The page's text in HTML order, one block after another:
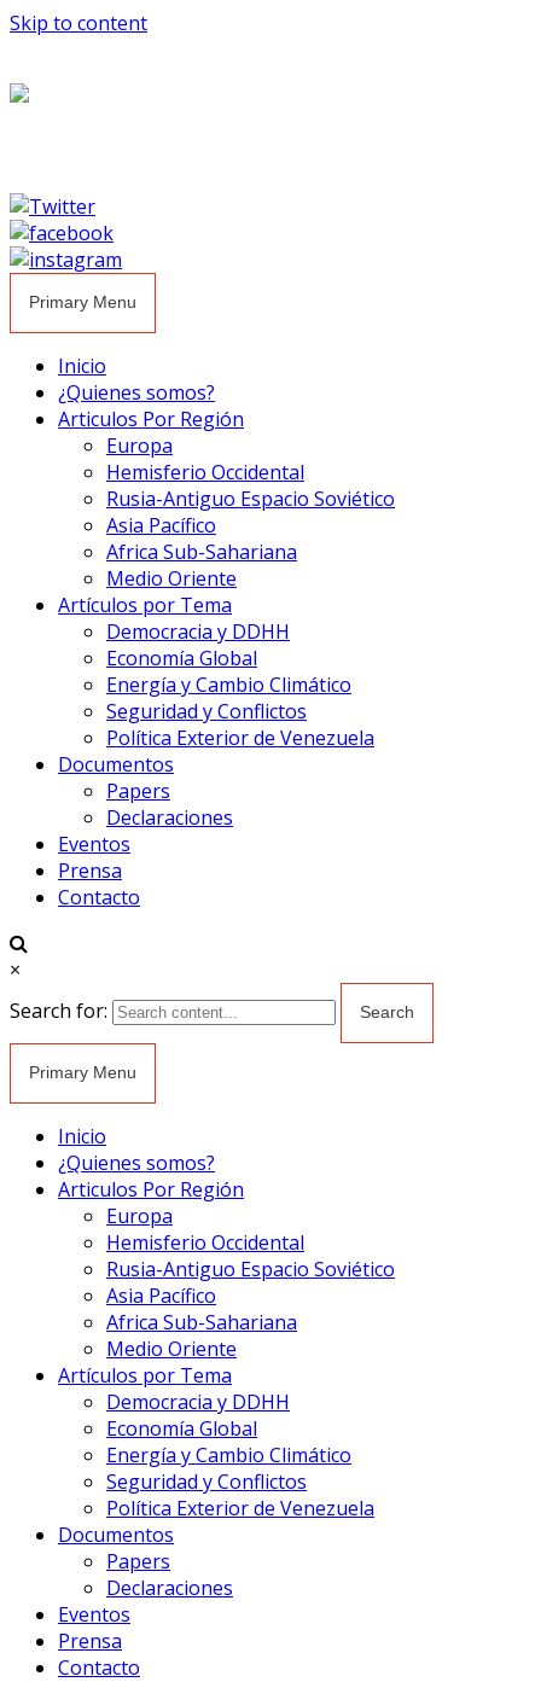
Skip to content
Primary Menu
Inicio
¿Quienes somos?
Articulos Por Región
Europa
Hemisferio Occidental
Rusia-Antiguo Espacio Soviético
Asia Pacífico
Africa Sub-Sahariana
Medio Oriente
Artículos por Tema
Democracia y DDHH
Economía Global
Energía y Cambio Climático
Seguridad y Conflictos
Política Exterior de Venezuela
Documentos
Papers
Declaraciones
Eventos
Prensa
Contacto
×
Search for:
Primary Menu
Inicio
¿Quienes somos?
Articulos Por Región
Europa
Hemisferio Occidental
Rusia-Antiguo Espacio Soviético
Asia Pacífico
Africa Sub-Sahariana
Medio Oriente
Artículos por Tema
Democracia y DDHH
Economía Global
Energía y Cambio Climático
Seguridad y Conflictos
Política Exterior de Venezuela
Documentos
Papers
Declaraciones
Eventos
Prensa
Contacto